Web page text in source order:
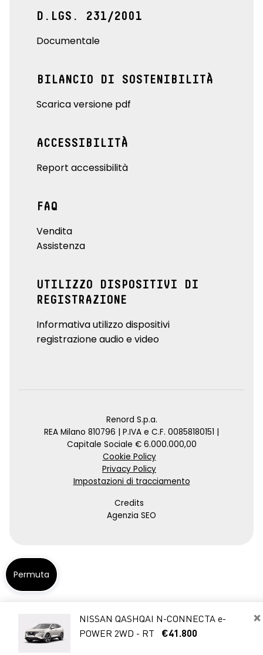
×
NISSAN QASHQAI N-CONNECTA e-
POWER 2WD - RT
€41.800
D.LGS. 231/2001
Documentale
BILANCIO DI SOSTENIBILITÀ
Scarica versione pdf
ACCESSIBILITÀ
Report accessibilità
FAQ
Vendita
Assistenza
UTILIZZO DISPOSITIVI DI
REGISTRAZIONE
Informativa utilizzo dispositivi
registrazione audio e video
Renord S.p.a.
REA Milano 810796 | P.IVA e C.F. 00858180151 |
Capitale Sociale € 6.000.000,00
Cookie Policy
Privacy Policy
Impostazioni di tracciamento
Credits
Agenzia SEO
Permuta